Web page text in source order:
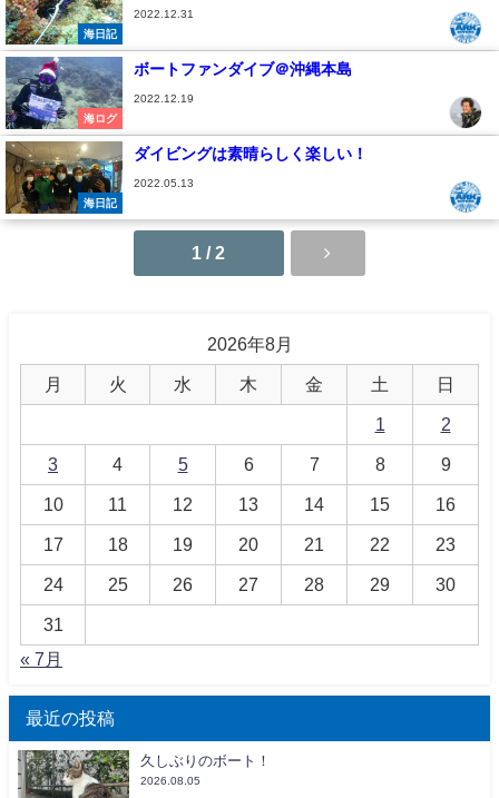
海日記
2022.12.31
海ログ
ボートファンダイブ＠沖縄本島
2022.12.19
海日記
ダイビングは素晴らしく楽しい！
2022.05.13
1 / 2
2026年8月
月 火 水 木 金 土 日
1 2
3 4 5 6 7 8 9
10 11 12 13 14 15 16
17 18 19 20 21 22 23
24 25 26 27 28 29 30
31
« 7月
最近の投稿
久しぶりのボート！
2026.08.05